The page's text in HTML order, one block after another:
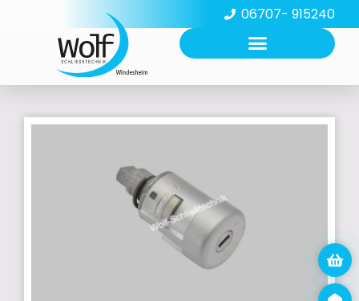
06707- 915240